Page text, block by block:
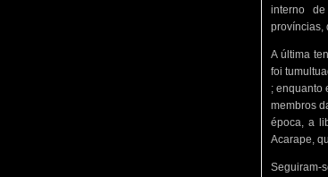
interno
províncias,
A última
foi
; enquanto
membros
época, a
Acarape,